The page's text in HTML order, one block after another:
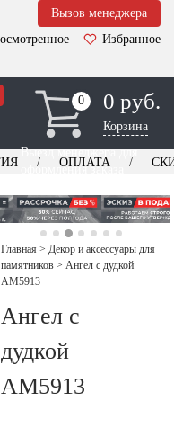
Вызов менеджера
Избранное
0
0 0 руб.
Корзина
Выезд менеджера для
оформления заказа
ОПЛАТА
Главная > Декор и аксессуары для
памятников > Ангел с дудкой
AM5913
Ангел с
дудкой
AM5913